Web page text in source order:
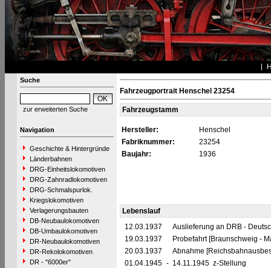
Suche
zur erweiterten Suche
Navigation
Geschichte & Hintergründe
Länderbahnen
DRG-Einheitslokomotiven
DRG-Zahnradlokomotiven
DRG-Schmalspurlok.
Kriegslokomotiven
Verlagerungsbauten
DB-Neubaulokomotiven
DB-Umbaulokomotiven
DR-Neubaulokomotiven
DR-Rekolokomotiven
DR - "6000er"
Fahrzeugportrait Henschel 23254
Fahrzeugstamm
Hersteller:
Henschel
Fabriknummer:
23254
Baujahr:
1936
Lebenslauf
12.03.1937
Auslieferung an DRB -
19.03.1937
Probefahrt [Braunschweig -
20.03.1937
Abnahme
01.04.1945 - 14.11.1945 z-Stellung